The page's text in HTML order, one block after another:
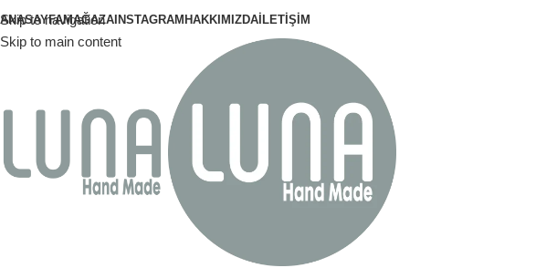
Skip to navigation
Skip to main content
ANASAYFAMAĞAZAINSTAGRAMHAKKIMIZDAİLETIŞIM